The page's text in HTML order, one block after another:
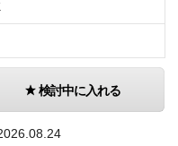
検討中に入れる